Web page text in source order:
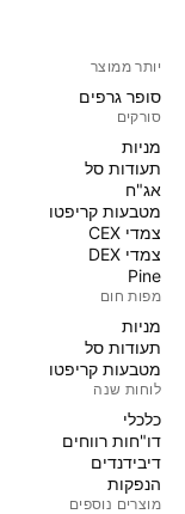
יותר ממוצר
סופר גרפים
סורקים
מניות‏
תעודות סל
אג"ח
מטבעות קריפטו
צמדי CEX
צמדי DEX
Pine
מפות חום
מניות‏
תעודות סל
מטבעות קריפטו
לוחות שנה
כלכלי
דו"חות רווחים
דיבידנדים
הנפקות
מוצרים נוספים